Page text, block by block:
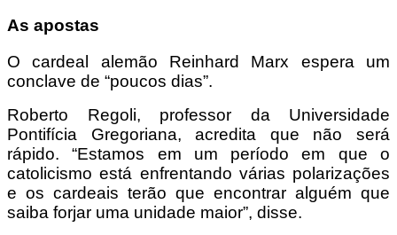
As apostas
O cardeal alemão Reinhard Marx espera um
conclave de “poucos dias”.
Roberto Regoli, professor da Universidade
Pontifícia Gregoriana, acredita que não será
rápido. “Estamos em um período em que o
catolicismo está enfrentando várias polarizações
e os cardeais terão que encontrar alguém que
saiba forjar uma unidade maior”, disse.